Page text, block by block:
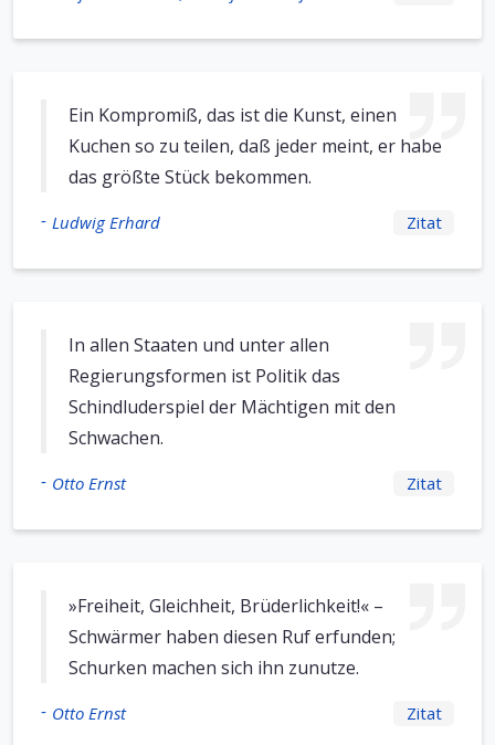
Ein Kompromiß, das ist die Kunst, einen
Kuchen so zu teilen, daß jeder meint, er habe
das größte Stück bekommen.
- Ludwig Erhard Zitat
In allen Staaten und unter allen
Regierungsformen ist Politik das
Schindluderspiel der Mächtigen mit den
Schwachen.
- Otto Ernst Zitat
»Freiheit, Gleichheit, Brüderlichkeit!« –
Schwärmer haben diesen Ruf erfunden;
Schurken machen sich ihn zunutze.
- Otto Ernst Zitat